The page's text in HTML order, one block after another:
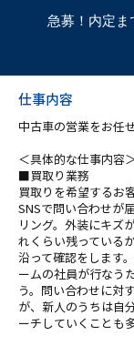
急募！内定ま
仕事内容
中古車の営業をお任
＜具体的な仕事内容
■買取り業務
買取りを希望するお
SNSで問い合わせが
リング。外装にキズ
れくらい残っている
沿って確認をします
ームの社員が行なう
う。問い合わせに対
が、新人のうちは自
ーチしていくことも